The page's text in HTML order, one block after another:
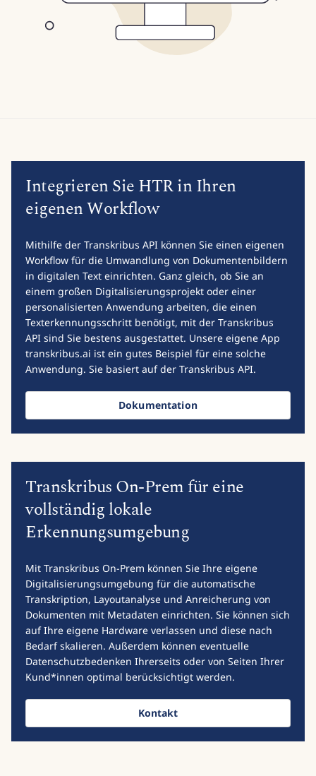
Integrieren Sie HTR in Ihren
eigenen Workflow
Mithilfe der Transkribus API können Sie einen eigenen
Workflow für die Umwandlung von Dokumentenbildern
in digitalen Text einrichten. Ganz gleich, ob Sie an
einem großen Digitalisierungsprojekt oder einer
personalisierten Anwendung arbeiten, die einen
Texterkennungsschritt benötigt, mit der Transkribus
API sind Sie bestens ausgestattet. Unsere eigene App
transkribus.ai ist ein gutes Beispiel für eine solche
Anwendung. Sie basiert auf der Transkribus API.
Dokumentation
Transkribus On-Prem für eine
vollständig lokale
Erkennungsumgebung
Mit Transkribus On-Prem können Sie Ihre eigene
Digitalisierungsumgebung für die automatische
Transkription, Layoutanalyse und Anreicherung von
Dokumenten mit Metadaten einrichten. Sie können sich
auf Ihre eigene Hardware verlassen und diese nach
Bedarf skalieren. Außerdem können eventuelle
Datenschutzbedenken Ihrerseits oder von Seiten Ihrer
Kund*innen optimal berücksichtigt werden.
Kontakt